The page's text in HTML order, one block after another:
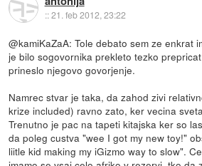
::21. feb 2012, 23:22
@kamiKaZaA: Tole debato sem ze enkrat
je bilo sogovornika prekleto tezko
prineslo njegovo govorjenje.
Namrec stvar je taka, da zahod zivi
krize included) ravno zato, ker vecina
Trenutno je pac na tapeti kitajska ker so
da poleg custva "wee I got my new toy!"
liitle kid making my iGizmo way to slow".